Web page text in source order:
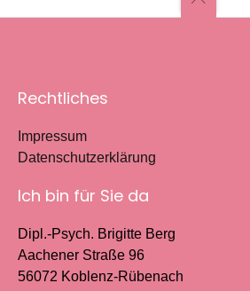
Rechtliches
Impressum
Datenschutzerklärung
Ich bin für Sie da
Dipl.-Psych. Brigitte Berg
Aachener Straße 96
56072 Koblenz-Rübenach